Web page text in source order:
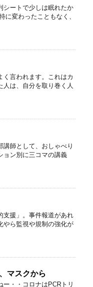
シートで少しは眠れたか
に変わったこともなく、
く言われます。これはカ
人は、自分を取り巻く人
師として、おしゃべり
ョン別に三コマの講義
支援」。事件報道があれ
やら監視や規制の強化が
マスクから
・・コロナはPCRトリ